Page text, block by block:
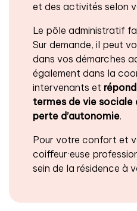
et des activités selon
Le pôle administratif
Sur demande, il peut
dans vos démarches
également dans la
intervenants et
termes de vie sociale
perte d’autonomie.
Pour votre confort et
coiffeur·euse
sein de la résidence à